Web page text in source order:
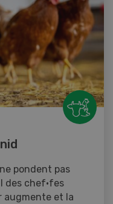
pondent pas
des chef·fes
augmente et la